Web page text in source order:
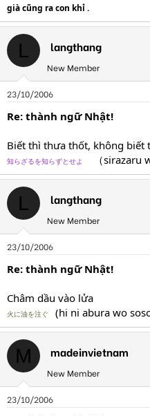
già cũng ra con khỉ .
L langthang
New Member
23/10/2006
Re: thành ngữ Nhật!
Biết thì thưa thốt, không biết
知らざるを知らずとせよ （sirazaru
L langthang
New Member
23/10/2006
Re: thành ngữ Nhật!
Châm dầu vào lửa
火に油を注ぐ (hi ni abura wo
M madeinvietnam
New Member
23/10/2006